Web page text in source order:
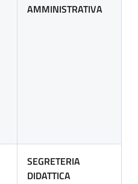
AMMINISTRATIVA
SEGRETERIA
DIDATTICA